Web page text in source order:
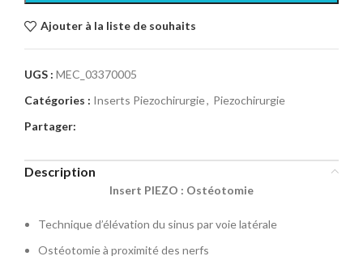
Ajouter à la liste de souhaits
UGS : MEC_03370005
Catégories : Inserts Piezochirurgie, Piezochirurgie
Partager:
Description
Insert PIEZO : Ostéotomie
Technique d’élévation du sinus par voie latérale
Ostéotomie à proximité des nerfs